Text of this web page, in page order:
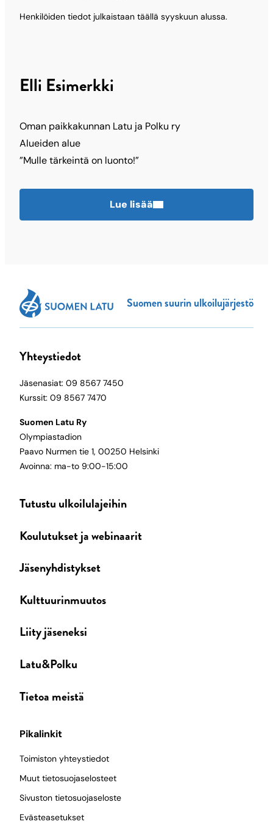
Henkilöiden tiedot julkaistaan täällä syyskuun alussa.
Elli Esimerkki
Oman paikkakunnan Latu ja Polku ry
Alueiden alue
”Mulle tärkeintä on luonto!”
Lue lisää
Suomen suurin ulkoilujärjestö
Yhteystiedot
Jäsenasiat: 09 8567 7450
Kurssit: 09 8567 7470
Suomen Latu Ry
Olympiastadion
Paavo Nurmen tie 1, 00250 Helsinki
Avoinna: ma-to 9:00-15:00
Tutustu ulkoilulajeihin
Koulutukset ja webinaarit
Jäsenyhdistykset
Kulttuurinmuutos
Liity jäseneksi
Latu&Polku
Tietoa meistä
Pikalinkit
Toimiston yhteystiedot
Muut tietosuojaselosteet
Sivuston tietosuojaseloste
Evästeasetukset